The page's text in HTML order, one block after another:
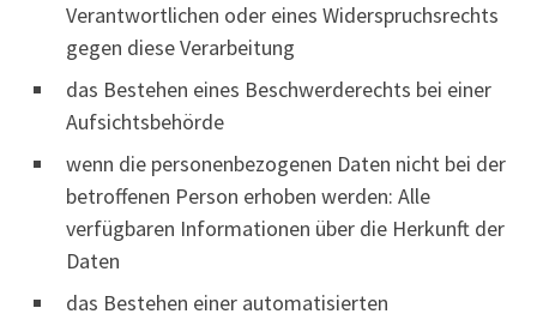
Verantwortlichen oder eines Widerspruchsrechts
gegen diese Verarbeitung
das Bestehen eines Beschwerderechts bei einer
Aufsichtsbehörde
wenn die personenbezogenen Daten nicht bei der
betroffenen Person erhoben werden: Alle
verfügbaren Informationen über die Herkunft der
Daten
das Bestehen einer automatisierten